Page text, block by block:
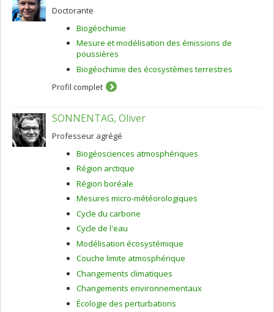
aux changements environnementaux et climatiques.
Le second axe de recherche se concentre sur les
interactions fines survenant entre le sol, les racines et
les microorganismes dans la rhizosphère. Ce
microenvironnement pédologique joue un rôle critique
sur la spéciation, la biodisponibilité et l’absorption des
éléments traces, tels le cadmium et le plomb, par les
approches permettant la bioremédiation de sols
contaminés.
Doctorante
Biogéochimie
Mesure et modélisation des émissions de
poussières
Biogéochimie des écosystèmes terrestres
Profil complet
SONNENTAG, Oliver
Professeur agrégé
Biogéosciences atmosphériques
Région arctique
Région boréale
Mesures micro-météorologiques
Cycle du carbone
Cycle de l'eau
Modélisation écosystémique
Couche limite atmosphérique
Changements climatiques
Changements environnementaux
Écologie des perturbations